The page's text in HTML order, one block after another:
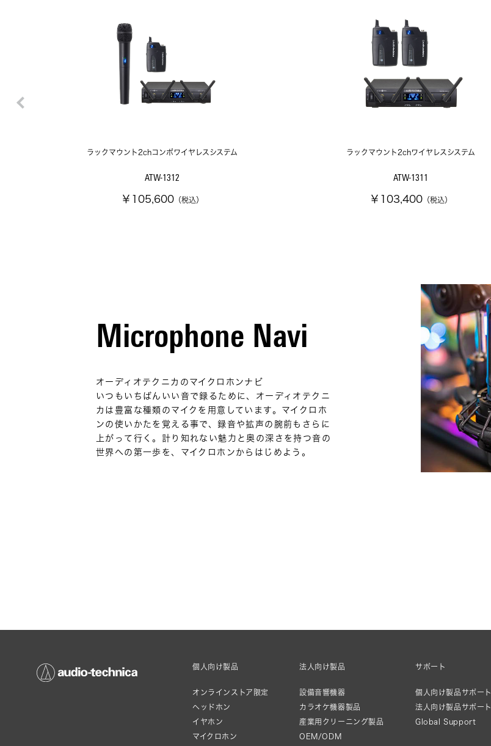
ラックマウント2chコンボワイヤレスシステム
ATW-1312
￥105,600 （税込）
ラックマウント2chワイヤレスシステム
ATW-1311
￥103,400（税込）
Microphone Navi
オーディオテクニカのマイクロホンナビ
いつもいちばんいい音で録るために、オーディオテクニ
カは豊富な種類のマイクを用意しています。マイクロホ
ンの使いかたを覚える事で、録音や拡声の腕前もさらに
上がって行く。計り知れない魅力と奥の深さを持つ音の
世界への第一歩を、マイクロホンからはじめよう。
個人向け製品
オンラインストア限定
ヘッドホン
イヤホン
マイクロホン
法人向け製品
設備音響機器
カラオケ機器製品
産業用クリーニング製品
OEM/ODM
サポート
個人向け製品サポート
法人向け製品サポート
Global Support